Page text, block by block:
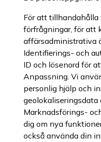
För att
förfrågningar, för att
affärsadministrativa
Identifierings- och
ID och lösenord för
Anpassning. Vi
personlig hjälp och
Marknadsförings-
dig om nya
också använda din